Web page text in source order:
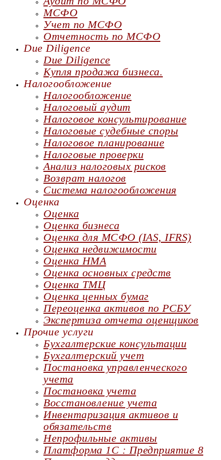
МСФО
Учет по МСФО
Отчетность по МСФО
Due Diligence
Due Diligence
Купля продажа бизнеса.
Налогообложение
Налогообложение
Налоговый аудит
Налоговое консультирование
Налоговые судебные споры
Налоговое планирование
Налоговые проверки
Анализ налоговых рисков
Возврат налогов
Система налогообложения
Оценка
Оценка
Оценка бизнеса
Оценка для МСФО (IAS, IFRS)
Оценка недвижимости
Оценка НМА
Оценка основных средств
Оценка ТМЦ
Оценка ценных бумаг
Переоценка активов по РСБУ
Экспертиза отчета оценщиков
Прочие услуги
Бухгалтерские консультации
Бухгалтерский учет
Постановка управленческого
учета
Постановка учета
Восстановление учета
Инвентаризация активов и
обязательств
Непрофильные активы
Платформа 1С : Предприятие 8